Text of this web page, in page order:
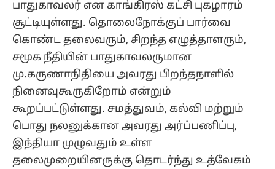
பாதுகாவலர் என காங்கிரஸ் கட்சி புகழாரம்
சூட்டியுள்ளது. தொலைநோக்குப் பார்வை
கொண்ட தலைவரும், சிறந்த எழுத்தாளரும்,
சமூக நீதியின் பாதுகாவலருமான
மு.கருணாநிதியை அவரது பிறந்தநாளில்
நினைவுகூருகிறோம் என்றும்
கூறப்பட்டுள்ளது. சமத்துவம், கல்வி மற்றும்
பொது நலனுக்கான அவரது அர்ப்பணிப்பு,
இந்தியா முழுவதும் உள்ள
தலைமுறையினருக்கு தொடர்ந்து உத்வேகம்